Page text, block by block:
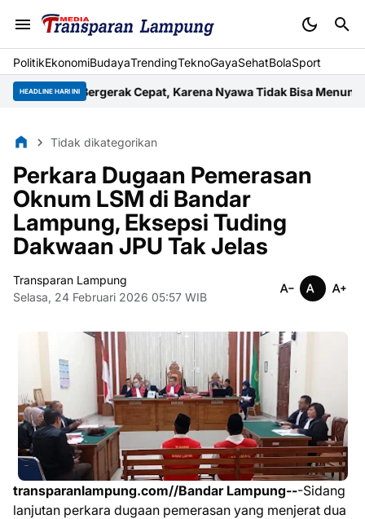
PolitikEkonomiBudayaTrendingTeknoGayaSehatBolaSport
HEADLINE HARI INI
Bergerak Cepat, Karena Nyawa Tidak Bisa MenungguWujud
Tidak dikategorikan
Perkara Dugaan Pemerasan
Oknum LSM di Bandar
Lampung, Eksepsi Tuding
Dakwaan JPU Tak Jelas
Transparan Lampung
Selasa, 24 Februari 2026 05:57 WIB
transparanlampung.com//Bandar Lampung---Sidang
lanjutan perkara dugaan pemerasan yang menjerat dua